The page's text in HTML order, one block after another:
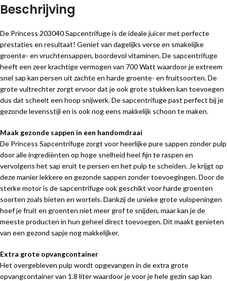
Beschrijving
De Princess 203040 Sapcentrifuge is de ideale juicer met perfecte
prestaties en resultaat! Geniet van dagelijks verse en smakelijke
groente- en vruchtensappen, boordevol vitaminen. De sapcentrifuge
heeft een zeer krachtige vermogen van 700 Watt waardoor je extreem
snel sap kan persen uit zachte en harde groente- en fruitsoorten. De
grote vultrechter zorgt ervoor dat je ook grote stukken kan toevoegen
dus dat scheelt een hoop snijwerk. De sapcentrifuge past perfect bij je
gezonde levensstijl en is ook nog eens makkelijk schoon te maken.
Maak gezonde sappen in een handomdraai
De Princess Sapcentrifuge zorgt voor heerlijke pure sappen zonder pulp
door alle ingrediënten op hoge snelheid heel fijn te raspen en
vervolgens het sap eruit te persen en het pulp te scheiden. Je krijgt op
deze manier lekkere en gezonde sappen zonder toevoegingen. Door de
sterke motor is de sapcentrifuge ook geschikt voor harde groenten
soorten zoals bieten en wortels. Dankzij de unieke grote vulopeningen
hoef je fruit en groenten niet meer grof te snijden, maar kan je de
meeste producten in hun geheel direct toevoegen. Dit maakt genieten
van een gezond sapje nog makkelijker.
Extra grote opvangcontainer
Het overgebleven pulp wordt opgevangen in de extra grote
opvangcontainer van 1.8 liter waardoor je voor je hele gezin sap kan